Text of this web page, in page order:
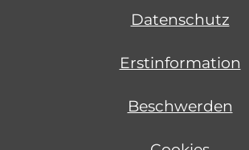
Datenschutz
Erstinformation
Beschwerden